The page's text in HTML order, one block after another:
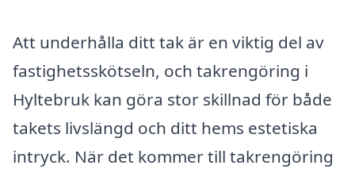
Att underhålla ditt tak är en viktig del av
fastighetsskötseln, och takrengöring i
Hyltebruk kan göra stor skillnad för både
takets livslängd och ditt hems estetiska
intryck. När det kommer till takrengöring